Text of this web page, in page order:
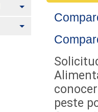
Alternar
Alternar
peste